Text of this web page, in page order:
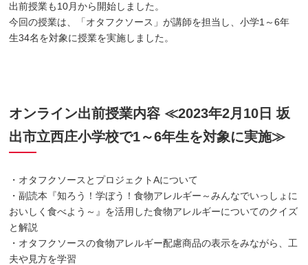
出前授業も10月から開始しました。
今回の授業は、「オタフクソース」が講師を担当し、小学1～6年
生34名を対象に授業を実施しました。
オンライン出前授業内容 ≪2023年2月10日 坂
出市立西庄小学校で1～6年生を対象に実施≫
・オタフクソースとプロジェクトAについて
・副読本『知ろう！学ぼう！食物アレルギー～みんなでいっしょに
おいしく食べよう～』を活用した食物アレルギーについてのクイズ
と解説
・オタフクソースの食物アレルギー配慮商品の表示をみながら、工
夫や見方を学習